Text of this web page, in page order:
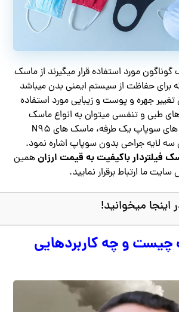
مورد استفاده قرار میگیرند از ماسک
برای حفاظت از سیستم ایمنی بدن میباشد
جهره و پوست و زیبایی مورد استفاده
های طبی و تنفسی میتوان به انواع ماسک
های سه لایه، ماسک های سوپاپ یک طرفه، ماسک های N95
سه لایه جراحی بدون سوپاپ اشاره نمود.
فیلتردار باکیفیت به قیمت ارزانهمین
ما ارتباط برقرار نمایید.
اینجا میخوانید!
و چه کاربردهایی